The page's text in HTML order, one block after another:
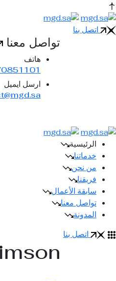
اتصل بنا
تواصل معنا
هاتف
ارسل ايميل
الرئيسية
خدماتنا
من نحن
فريقنا
سابقة الأعمال
تواصل معنا
المدونة
اتصل بنا